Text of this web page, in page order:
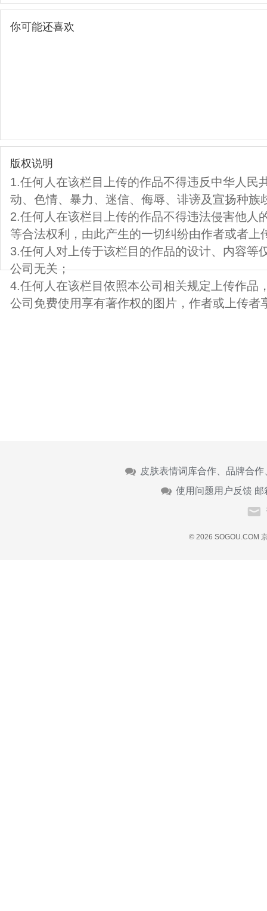
你可能还喜欢
版权说明
1.任何人在该栏目上传的作品不得违反中华人民
动、色情、暴力、迷信、侮辱、诽谤及宣扬种族
2.任何人在该栏目上传的作品不得违法侵害他人
等合法权利，由此产生的一切纠纷由作者或者上
3.任何人对上传于该栏目的作品的设计、内容等
公司无关；
4.任何人在该栏目依照本公司相关规定上传作品
公司免费使用享有著作权的图片，作者或上传者
皮肤表情词库合作、品牌合
使用问题用户反馈 邮
© 2026 SOGOU.COM